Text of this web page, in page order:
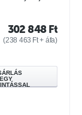
302 848 Ft
(238 463 Ft+ áfa)
EGY